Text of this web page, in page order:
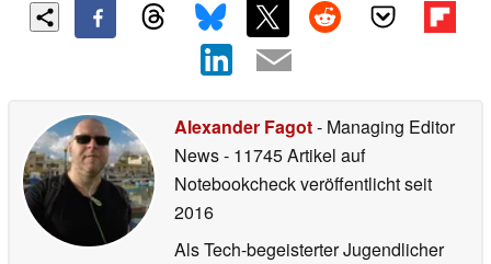
Alexander Fagot- Managing Editor
News- 11745 Artikel auf
Notebookcheck veröffentlichtseit
2016
Als Tech-begeisterter Jugendlicher